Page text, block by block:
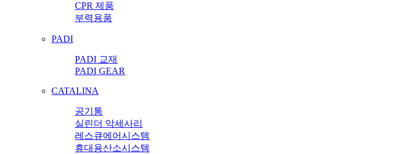
CPR 제품
부력용품
PADI
PADI 교재
PADI GEAR
CATALINA
공기통
실린더 악세사리
레스큐에어시스템
휴대용산소시스템